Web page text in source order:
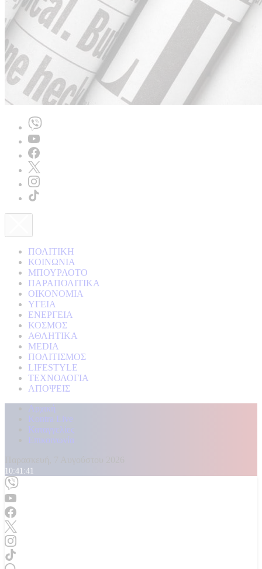
ΠΟΛΙΤΙΚΗ
ΚΟΙΝΩΝΙΑ
ΜΠΟΥΡΛΟΤΟ
ΠΑΡΑΠΟΛΙΤΙΚΑ
ΟΙΚΟΝΟΜΙΑ
ΥΓΕΙΑ
ΕΝΕΡΓΕΙΑ
ΚΟΣΜΟΣ
ΑΘΛΗΤΙΚΑ
MEDIA
ΠΟΛΙΤΙΣΜΟΣ
LIFESTYLE
ΤΕΧΝΟΛΟΓΙΑ
ΑΠΟΨΕΙΣ
Αρχική
Kontra Live
Καταγγελίες
Επικοινωνία
10:41:42